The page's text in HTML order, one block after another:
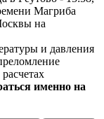
Магриба
на
и давления
именно на